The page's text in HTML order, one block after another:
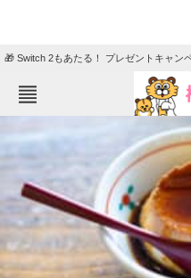
🎁 Switch 2もあたる！ プレゼントキャン
エンタメ
グルメ
住まい